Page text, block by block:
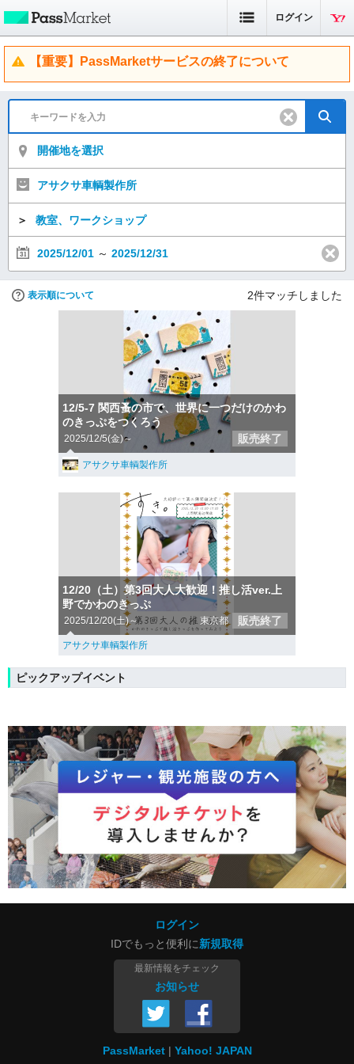
ログイン
【重要】PassMarketサービスの終了について
開催地を選択
アサクサ車輌製作所
＞ 教室、ワークショップ
2025/12/01 ～ 2025/12/31
表示順について 2件マッチしました
12/5-7 関西蚤の市で、世界に一つだけのかわ
のきっぷ︎︎︎をつくろう
2025/12/5(金)～ 販売終了
アサクサ車輌製作所
12/20（土）第3回大人大歓迎！推し活ver.上
野でかわのきっぷ
2025/12/20(土)～ 東京都 販売終了
アサクサ車輌製作所
ピックアップイベント
ログイン
IDでもっと便利に新規取得
最新情報をチェック
お知らせ
PassMarket Yahoo! JAPAN